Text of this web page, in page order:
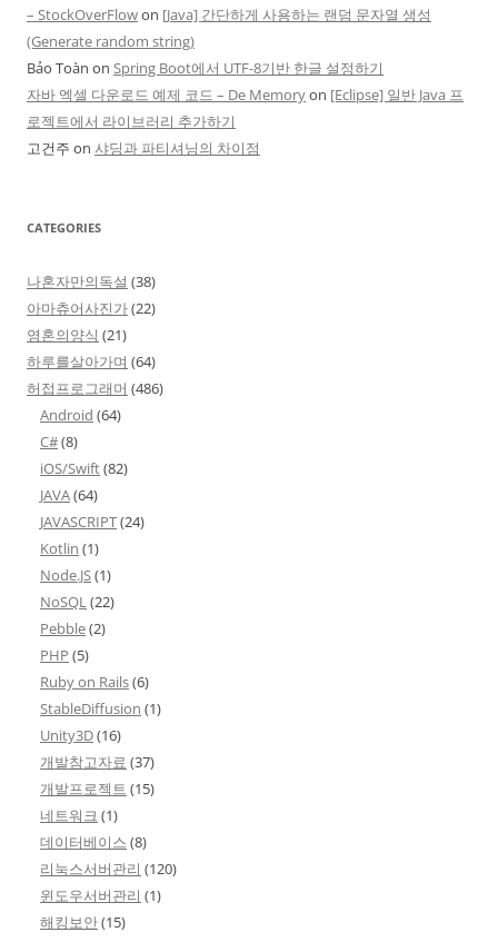
– StockOverFlowon [Java] 간단하게 사용하는 랜덤 문자열 생성
(Generate random string)
Bảo Toàn on Spring Boot에서 UTF-8기반 한글 설정하기
자바 엑셀 다운로드 예제 코드 – De Memoryon [Eclipse] 일반 Java 프
로젝트에서 라이브러리 추가하기
고건주 on 샤딩과 파티셔닝의 차이점
CATEGORIES
나혼자만의독설 (38)
아마츄어사진가(22)
영혼의양식 (21)
하루를살아가며 (64)
허접프로그래머 (486)
Android (64)
C#(8)
iOS/Swift(82)
JAVA(64)
JAVASCRIPT(24)
Kotlin (1)
Node.JS(1)
NoSQL(22)
Pebble(2)
PHP (5)
Ruby on Rails(6)
StableDiffusion (1)
Unity3D(16)
개발참고자료 (37)
개발프로젝트 (15)
네트워크 (1)
데이터베이스 (8)
리눅스서버관리 (120)
윈도우서버관리 (1)
해킹보안(15)